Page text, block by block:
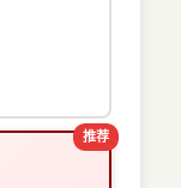
推荐